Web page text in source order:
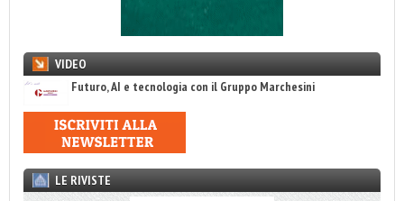
VIDEO
Futuro, AI e tecnologia con il Gruppo Marchesini
LE RIVISTE